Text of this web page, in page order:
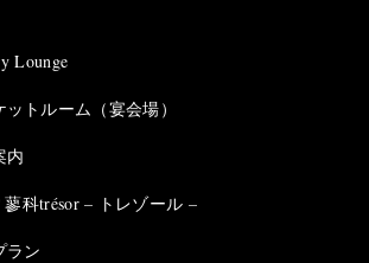
Lounge
ットルーム（宴会場）
内
蓼科trésor – トレゾール –
ラン